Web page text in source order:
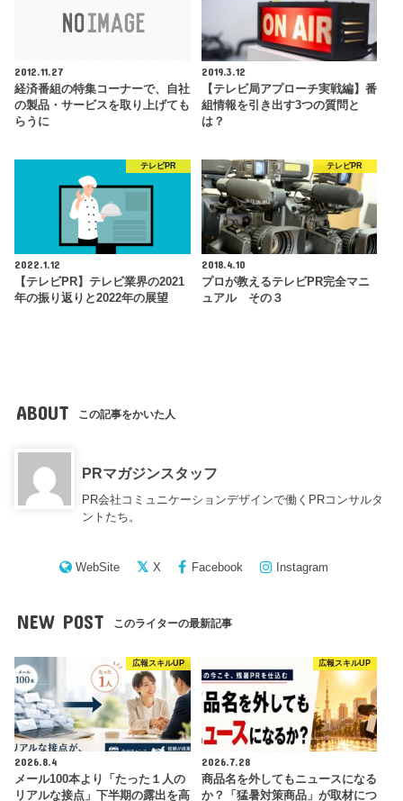
2012.11.27
経済番組の特集コーナーで、自社
の製品・サービスを取り上げても
らうに
2019.3.12
【テレビ局アプローチ実戦編】番
組情報を引き出す3つの質問と
は？
テレビPR
2022.1.12
【テレビPR】テレビ業界の2021
年の振り返りと2022年の展望
テレビPR
2018.4.10
プロが教えるテレビPR完全マニ
ュアル その３
ABOUT この記事をかいた人
PRマガジンスタッフ
PR会社コミュニケーションデザインで働くPRコンサルタ
ントたち。
WebSite X Facebook Instagram
NEW POST このライターの最新記事
広報スキルUP
2026.8.4
メール100本より「たった１人の
リアルな接点」下半期の露出を高
広報スキルUP
2026.7.28
商品名を外してもニュースになる
か？「猛暑対策商品」が取材につ